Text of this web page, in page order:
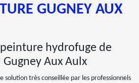
GUGNEY AUX
hydrofuge de
Aux Aulx
solution très conseillée par les professionnels